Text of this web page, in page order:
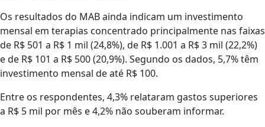
Os resultados do MAB ainda indicam um investimento
mensal em terapias concentrado principalmente nas faixas
de R$ 501 a R$ 1 mil (24,8%), de R$ 1.001 a R$ 3 mil (22,2%)
e de R$ 101 a R$ 500 (20,9%). Segundo os dados, 5,7% têm
investimento mensal de até R$ 100.
Entre os respondentes, 4,3% relataram gastos superiores
a R$ 5 mil por mês e 4,2% não souberam informar.